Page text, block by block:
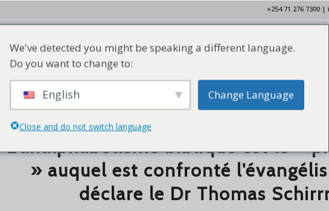
+254 71 276 7300 |
Maison Qui sommes-nous Nos membres Ressources Contactez-nous
L'analphabétisme biblique est le «
» auquel est confronté
déclare le Dr Thomas
We've detected you might be speaking a different language.
Do you want to change to:
English Change Language
Close and do not switch language